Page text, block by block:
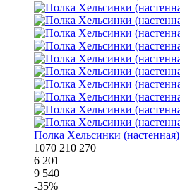
Полка Хельсинки (настенная)
1070 210 270
6 201
9 540
-35%